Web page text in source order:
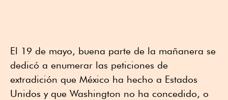
El 19 de mayo, buena parte de la mañanera se
dedicó a enumerar las peticiones de
extradición que México ha hecho a Estados
Unidos y que Washington no ha concedido, o